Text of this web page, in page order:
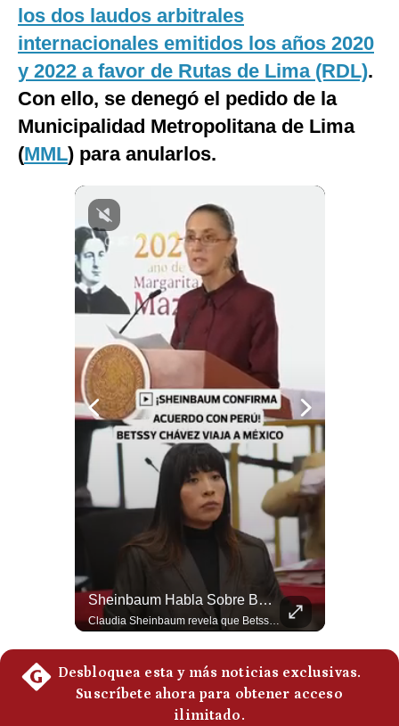
Internacional
Tecnología
Club del Suscriptor
Mix
G de Gestión
Notas Contratadas
Gestión TV
Fotogalerías
Privacidad
Preguntas
Frecuentes
los dos laudos arbitrales
internacionales emitidos los años 2020
y 2022 a favor de Rutas de Lima (RDL).
Con ello, se denegó el pedido de la
Municipalidad Metropolitana de Lima
(MML) para anularlos.
Sheinbaum Habla Sobre Betssy Chávez Y Las Relaciones Con Perú | Gestión Mundo
Claudia Sheinbaum revela que Betssy Chávez, exfuncionaria de Perú, llegará a México como parte de los nuevos acuerdos diplomáticos para restablecer las relaciones entre México y Perú. ¿Qué opinas de este acuerdo entre la Cancillería mexicana y el gobierno peruano? Déjalo en los comentarios. #Sheinbaum #BetssyChavez #MexicoPeru #NoticiasMexico #Politica #Shorts 👉 Suscríbete y activa la campana para no perderte nuestro análisis diario. 🌎 Síguenos en nuestras redes sociales: 📌 Web oficial: https://gestion.pe/mundo/ 📌 LinkedIn: http://bit.ly/3HYIET0 📌 X (Twitter): http://bit.ly/4noZtX9 📌 TikTok: http://bit.ly/4evB6TO